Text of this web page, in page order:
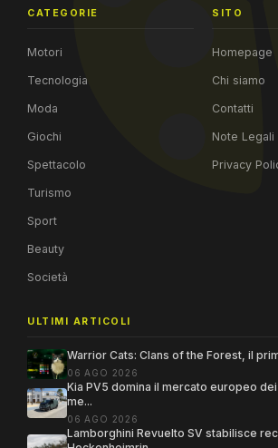
CATEGORIE
Motori
Tecnologia
Moda
Giochi
Spettacolo
Turismo
Sport
Beauty
Società
SITO
Homepage
Chi siamo
Contatti
Note Legali
Privacy
ULTIMI ARTICOLI
Warrior Cats: Clans of the Forest, il
06 AGO 2026
Kia PV5 domina il mercato europeo
me...
06 AGO 2026
Lamborghini Revuelto SV stabilisce